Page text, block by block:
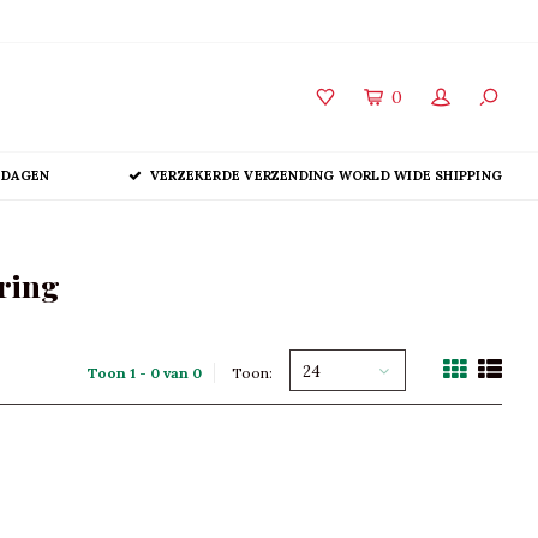
0
VERZEKERDE VERZENDING WORLD WIDE SHIPPING
Toon 1 - 0 van 0 Toon: 24